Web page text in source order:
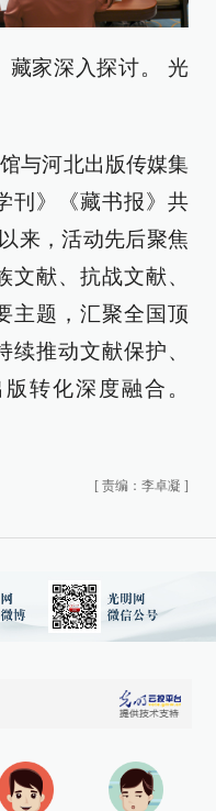
藏家深入探讨。 光
与河北出版传媒集
刊》《藏书报》共
来，活动先后聚焦
献、抗战文献、
主题，汇聚全国顶
推动文献保护、
转化深度融合。
[ 责编：李卓凝 ]